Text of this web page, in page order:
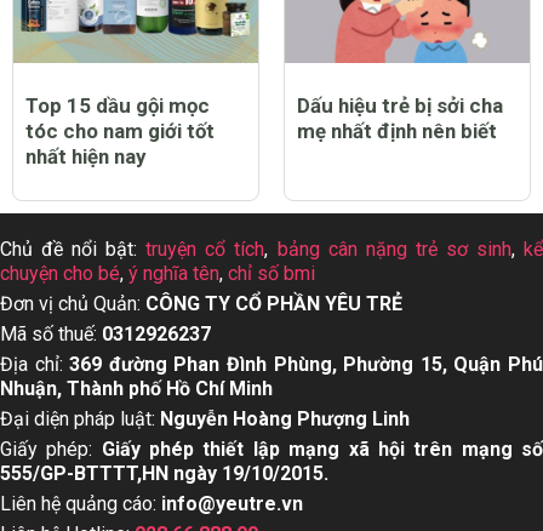
Top 15 dầu gội mọc
tóc cho nam giới tốt
nhất hiện nay
Dấu hiệu trẻ bị sởi cha
mẹ nhất định nên biết
Chủ đề nổi bật:truyện cổ tích, bảng cân nặng trẻ sơ sinh,kể
chuyện cho bé, ý nghĩa tên, chỉ số bmi
Đơn vị chủ Quản: CÔNG TY CỔ PHẦN YÊU TRẺ
Mã số thuế: 0312926237
Địa chỉ:369 đường Phan Đình Phùng, Phường 15, Quận Phú
Nhuận, Thành phố Hồ Chí Minh
Đại diện pháp luật: Nguyễn Hoàng Phượng Linh
Giấy phép: Giấy phép thiết lập mạng xã hội trên mạng số
555/GP-BTTTT,HN ngày 19/10/2015.
Liên hệ quảng cáo: info@yeutre.vn